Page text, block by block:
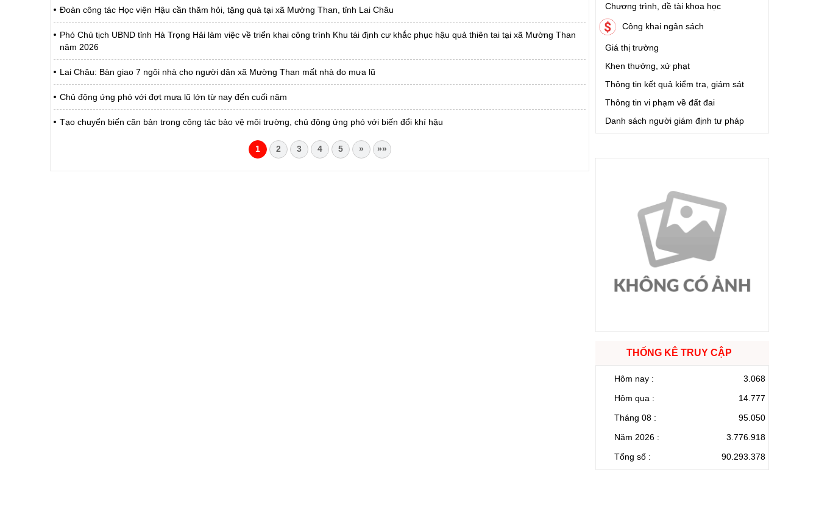
Đoàn công tác Học viện Hậu cần thăm hỏi, tặng quà tại xã Mường Than, tỉnh Lai Châu
Phó Chủ tịch UBND tỉnh Hà Trọng Hải làm việc về triển khai công trình Khu tái định cư khắc phục hậu quả thiên tai tại xã Mường Than
năm 2026
Lai Châu: Bàn giao 7 ngôi nhà cho người dân xã Mường Than mất nhà do mưa lũ
Chủ động ứng phó với đợt mưa lũ lớn từ nay đến cuối năm
Tạo chuyển biến căn bản trong công tác bảo vệ môi trường, chủ động ứng phó với biến đổi khí hậu
1 2 3 4 5 » »»
Chương trình, đề tài khoa học
Công khai ngân sách
Giá thị trường
Khen thưởng, xử phạt
Thông tin kết quả kiểm tra, giám sát
Thông tin vi phạm về đất đai
Danh sách người giám định tư pháp
THỐNG KÊ TRUY CẬP
Hôm nay :
3.068
Hôm qua :
14.777
Tháng 08 :
95.050
Năm 2026 :
3.776.918
Tổng số :
90.293.378